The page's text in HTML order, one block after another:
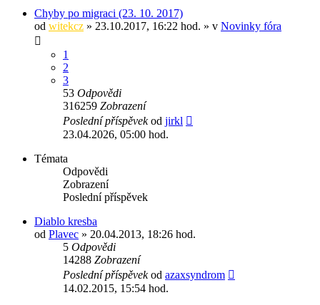
Chyby po migraci (23. 10. 2017)
od witekcz » 23.10.2017, 16:22 hod. » v Novinky fóra
1
2
3
53 Odpovědi
316259 Zobrazení
Poslední příspěvekod jirkl
23.04.2026, 05:00 hod.
Témata
Odpovědi
Zobrazení
Poslední příspěvek
Diablo kresba
od Plavec » 20.04.2013, 18:26 hod.
5 Odpovědi
14288 Zobrazení
Poslední příspěvekod azaxsyndrom
14.02.2015, 15:54 hod.